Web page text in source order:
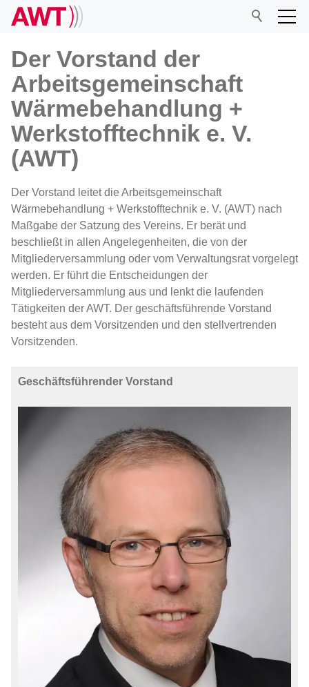
AWT
Vorstand
Verwaltungsrat
Geschäftsstelle
Mitglied werden
Preise und Ehrungen
Mitgliederversammlung
AWT-Info
HTM Journal of Heat Treatment and
Netzwerk
Veranstaltungen
Forschung
Mitgliedschaft
Der Vorstand der
Arbeitsgemeinschaft
Wärmebehandlung +
Werkstofftechnik e. V.
(AWT)
Der Vorstand leitet die Arbeitsgemeinschaft
Wärmebehandlung + Werkstofftechnik e. V. (AWT) nach
Maßgabe der Satzung des Vereins. Er berät und
beschließt in allen Angelegenheiten, die von der
Mitgliederversammlung oder vom Verwaltungsrat vorgelegt
werden. Er führt die Entscheidungen der
Mitgliederversammlung aus und lenkt die laufenden
Tätigkeiten der AWT. Der geschäftsführende Vorstand
besteht aus dem Vorsitzenden und den stellvertrenden
Vorsitzenden.
Geschäftsführender Vorstand